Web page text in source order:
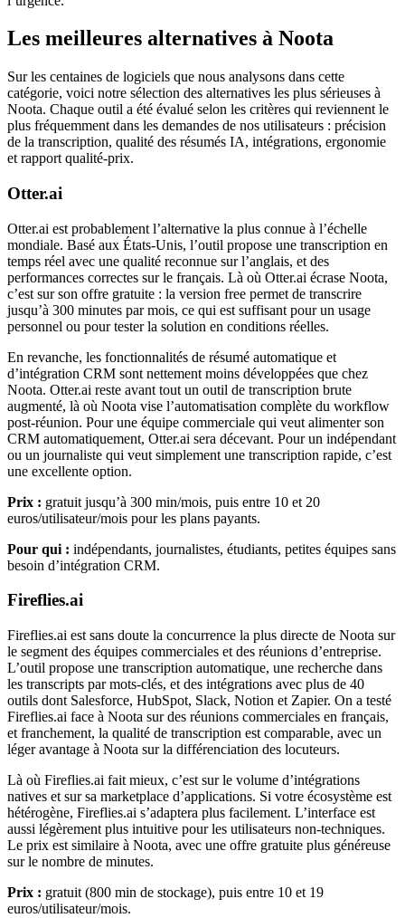
Les meilleures alternatives à Noota
Sur les centaines de logiciels que nous analysons dans cette
catégorie, voici notre sélection des alternatives les plus sérieuses à
Noota. Chaque outil a été évalué selon les critères qui reviennent le
plus fréquemment dans les demandes de nos utilisateurs : précision
de la transcription, qualité des résumés IA, intégrations, ergonomie
et rapport qualité-prix.
Otter.ai
Otter.ai est probablement l’alternative la plus connue à l’échelle
mondiale. Basé aux États-Unis, l’outil propose une transcription en
temps réel avec une qualité reconnue sur l’anglais, et des
performances correctes sur le français. Là où Otter.ai écrase Noota,
c’est sur son offre gratuite : la version free permet de transcrire
jusqu’à 300 minutes par mois, ce qui est suffisant pour un usage
personnel ou pour tester la solution en conditions réelles.
En revanche, les fonctionnalités de résumé automatique et
d’intégration CRM sont nettement moins développées que chez
Noota. Otter.ai reste avant tout un outil de transcription brute
augmenté, là où Noota vise l’automatisation complète du workflow
post-réunion. Pour une équipe commerciale qui veut alimenter son
CRM automatiquement, Otter.ai sera décevant. Pour un indépendant
ou un journaliste qui veut simplement une transcription rapide, c’est
une excellente option.
Prix : gratuit jusqu’à 300 min/mois, puis entre 10 et 20
euros/utilisateur/mois pour les plans payants.
Pour qui : indépendants, journalistes, étudiants, petites équipes sans
besoin d’intégration CRM.
Fireflies.ai
Fireflies.ai est sans doute la concurrence la plus directe de Noota sur
le segment des équipes commerciales et des réunions d’entreprise.
L’outil propose une transcription automatique, une recherche dans
les transcripts par mots-clés, et des intégrations avec plus de 40
outils dont Salesforce, HubSpot, Slack, Notion et Zapier. On a testé
Fireflies.ai face à Noota sur des réunions commerciales en français,
et franchement, la qualité de transcription est comparable, avec un
léger avantage à Noota sur la différenciation des locuteurs.
Là où Fireflies.ai fait mieux, c’est sur le volume d’intégrations
natives et sur sa marketplace d’applications. Si votre écosystème est
hétérogène, Fireflies.ai s’adaptera plus facilement. L’interface est
aussi légèrement plus intuitive pour les utilisateurs non-techniques.
Le prix est similaire à Noota, avec une offre gratuite plus généreuse
sur le nombre de minutes.
Prix : gratuit (800 min de stockage), puis entre 10 et 19
euros/utilisateur/mois.